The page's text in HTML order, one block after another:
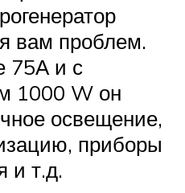
вам проблем.
75А и с
1000 W он
освещение,
приборы
и т.д.